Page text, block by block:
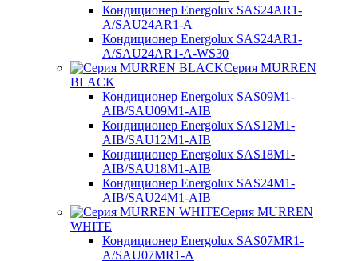
Кондиционер Energolux SAS24AR1-
A/SAU24AR1-A
Кондиционер Energolux SAS24AR1-
A/SAU24AR1-A-WS30
Серия MURREN
BLACK
Кондиционер Energolux SAS09M1-
AIB/SAU09M1-AIB
Кондиционер Energolux SAS12M1-
AIB/SAU12M1-AIB
Кондиционер Energolux SAS18M1-
AIB/SAU18M1-AIB
Кондиционер Energolux SAS24M1-
AIB/SAU24M1-AIB
Серия MURREN
WHITE
Кондиционер Energolux SAS07MR1-
A/SAU07MR1-A